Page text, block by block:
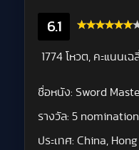
6.1
1774 โหวต, คะแนนเฉ
ชื่อหนัง: Sword
รางวัล: 5
ประเทศ: China,